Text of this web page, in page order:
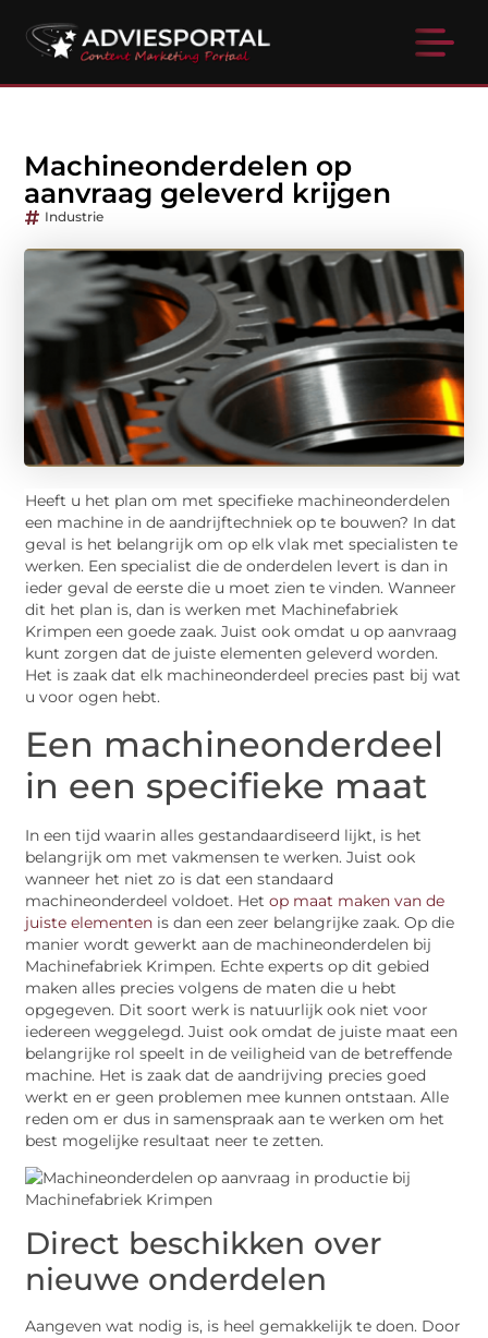
Machineonderdelen op
aanvraag geleverd krijgen
Industrie
Heeft u het plan om met specifieke machineonderdelen
een machine in de aandrijftechniek op te bouwen? In dat
geval is het belangrijk om op elk vlak met specialisten te
werken. Een specialist die de onderdelen levert is dan in
ieder geval de eerste die u moet zien te vinden. Wanneer
dit het plan is, dan is werken met Machinefabriek
Krimpen een goede zaak. Juist ook omdat u op aanvraag
kunt zorgen dat de juiste elementen geleverd worden.
Het is zaak dat elk machineonderdeel precies past bij wat
u voor ogen hebt.
Een machineonderdeel
in een specifieke maat
In een tijd waarin alles gestandaardiseerd lijkt, is het
belangrijk om met vakmensen te werken. Juist ook
wanneer het niet zo is dat een standaard
machineonderdeel voldoet. Hetop maat maken van de
juiste elementen is dan een zeer belangrijke zaak. Op die
manier wordt gewerkt aan de machineonderdelen bij
Machinefabriek Krimpen. Echte experts op dit gebied
maken alles precies volgens de maten die u hebt
opgegeven. Dit soort werk is natuurlijk ook niet voor
iedereen weggelegd. Juist ook omdat de juiste maat een
belangrijke rol speelt in de veiligheid van de betreffende
machine. Het is zaak dat de aandrijving precies goed
werkt en er geen problemen mee kunnen ontstaan. Alle
reden om er dus in samenspraak aan te werken om het
best mogelijke resultaat neer te zetten.
Direct beschikken over
nieuwe onderdelen
Aangeven wat nodig is, is heel gemakkelijk te doen. Door